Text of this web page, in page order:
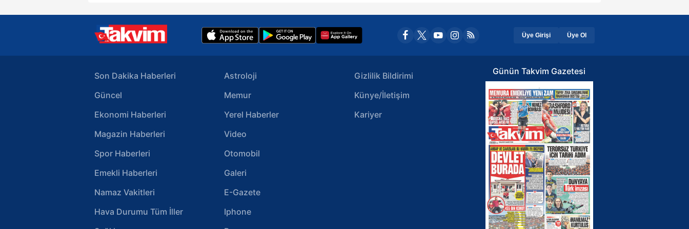
Üye Girişi Üye Ol
Son Dakika Haberleri
Güncel
Ekonomi Haberleri
Magazin Haberleri
Spor Haberleri
Emekli Haberleri
Namaz Vakitleri
Hava Durumu Tüm İller
Astroloji
Memur
Yerel Haberler
Video
Otomobil
Galeri
E-Gazete
Iphone
Gizlilik Bildirimi
Künye/İletişim
Kariyer
Günün Takvim Gazetesi